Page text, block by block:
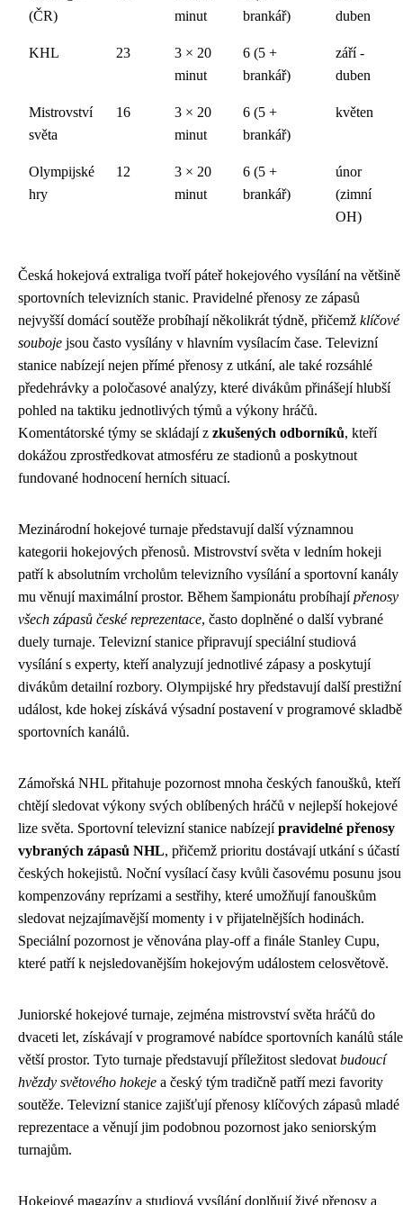
(ČR)
minut
brankář)
duben
KHL 23
3 × 20
minut
6 (5 +
brankář)
září -
duben
Mistrovství
světa
16
3 × 20
minut
6 (5 +
brankář)
květen
Olympijské
hry
12
3 × 20
minut
6 (5 +
brankář)
únor
(zimní
OH)
Česká hokejová extraliga tvoří páteř hokejového vysílání na většině
sportovních televizních stanic. Pravidelné přenosy ze zápasů
nejvyšší domácí soutěže probíhají několikrát týdně, přičemž klíčové
souboje jsou často vysílány v hlavním vysílacím čase. Televizní
stanice nabízejí nejen přímé přenosy z utkání, ale také rozsáhlé
předehrávky a poločasové analýzy, které divákům přinášejí hlubší
pohled na taktiku jednotlivých týmů a výkony hráčů.
Komentátorské týmy se skládají z zkušených odborníků, kteří
dokážou zprostředkovat atmosféru ze stadionů a poskytnout
fundované hodnocení herních situací.
Mezinárodní hokejové turnaje představují další významnou
kategorii hokejových přenosů. Mistrovství světa v ledním hokeji
patří k absolutním vrcholům televizního vysílání a sportovní kanály
mu věnují maximální prostor. Během šampionátu probíhajípřenosy
všech zápasů české reprezentace, často doplněné o další vybrané
duely turnaje. Televizní stanice připravují speciální studiová
vysílání s experty, kteří analyzují jednotlivé zápasy a poskytují
divákům detailní rozbory. Olympijské hry představují další prestižní
událost, kde hokej získává výsadní postavení v programové skladbě
sportovních kanálů.
Zámořská NHL přitahuje pozornost mnoha českých fanoušků, kteří
chtějí sledovat výkony svých oblíbených hráčů v nejlepší hokejové
lize světa. Sportovní televizní stanice nabízejípravidelné přenosy
vybraných zápasů NHL, přičemž prioritu dostávají utkání s účastí
českých hokejistů. Noční vysílací časy kvůli časovému posunu jsou
kompenzovány reprízami a sestřihy, které umožňují fanouškům
sledovat nejzajímavější momenty i v přijatelnějších hodinách.
Speciální pozornost je věnována play-off a finále Stanley Cupu,
které patří k nejsledovanějším hokejovým událostem celosvětově.
Juniorské hokejové turnaje, zejména mistrovství světa hráčů do
dvaceti let, získávají v programové nabídce sportovních kanálů stále
větší prostor. Tyto turnaje představují příležitost sledovat budoucí
hvězdy světového hokeje a český tým tradičně patří mezi favority
soutěže. Televizní stanice zajišťují přenosy klíčových zápasů mladé
reprezentace a věnují jim podobnou pozornost jako seniorským
turnajům.
Hokejové magazíny a studiová vysílání doplňují živé přenosy a